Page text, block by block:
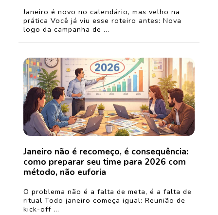
Janeiro é novo no calendário, mas velho na
prática Você já viu esse roteiro antes: Nova
logo da campanha de ...
Janeiro não é recomeço, é consequência:
como preparar seu time para 2026 com
método, não euforia
O problema não é a falta de meta, é a falta de
ritual Todo janeiro começa igual: Reunião de
kick-off ...